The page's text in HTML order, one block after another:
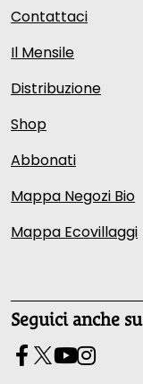
Contattaci
Il Mensile
Distribuzione
Shop
Abbonati
Mappa Negozi Bio
Mappa Ecovillaggi
Seguici anche su